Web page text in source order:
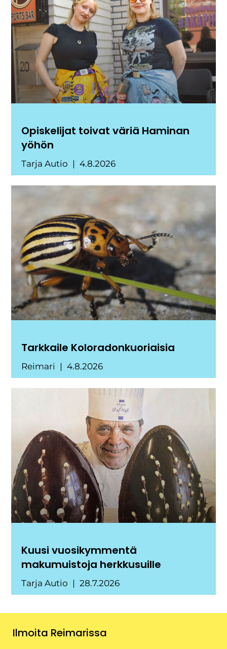
Opiskelijat toivat väriä Haminan
yöhön
Tarja Autio 4.8.2026
Tarkkaile Koloradonkuoriaisia
Reimari 4.8.2026
Kuusi vuosikymmentä
makumuistoja herkkusuille
Tarja Autio 28.7.2026
Ilmoita Reimarissa